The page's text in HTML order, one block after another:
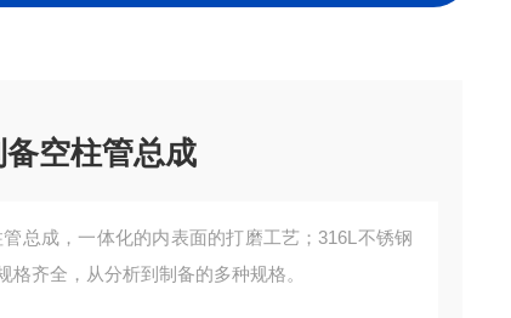
空柱管总成
总成，一体化的内表面的打磨工艺；316L不锈钢
齐全，从分析到制备的多种规格。